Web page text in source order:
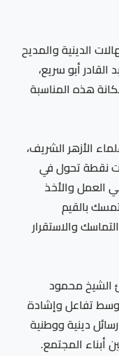
الدينية والمديح
أبو سريع،
هذه المناسبة
الأزهر الشريف،
نقطة تحول في
العمل والأخذ
بالقيم
والاستقرار
الشيخ محمود
وسط تفاعل وإشادة
دينية ووطنية
أبناء المجتمع.